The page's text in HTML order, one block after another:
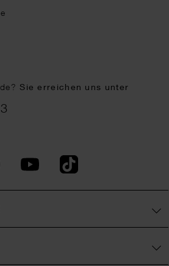
Sie erreichen uns unter
PinterestYouTubeTikTok